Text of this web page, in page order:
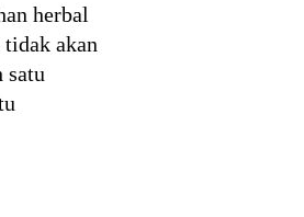
herbal
akan
satu